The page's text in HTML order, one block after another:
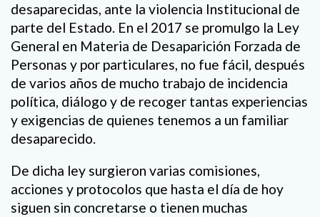
desaparecidas, ante la violencia Institucional de
parte del Estado. En el 2017 se promulgo la Ley
General en Materia de Desaparición Forzada de
Personas y por particulares, no fue fácil, después
de varios años de mucho trabajo de incidencia
política, diálogo y de recoger tantas experiencias
y exigencias de quienes tenemos a un familiar
desaparecido.
De dicha ley surgieron varias comisiones,
acciones y protocolos que hasta el día de hoy
siguen sin concretarse o tienen muchas